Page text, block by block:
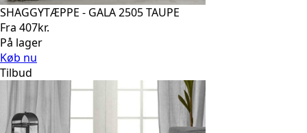
SHAGGYTÆPPE - GALA 2505 TAUPE
Fra 407kr.
På lager
Køb nu
Tilbud